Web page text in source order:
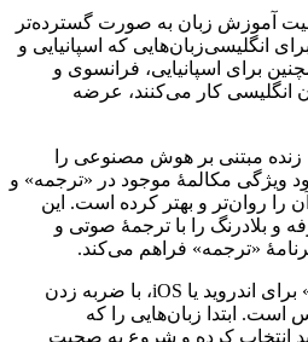
آموزش زبان به صورت گسترده‌تر
انگلیسی‌زبان‌هایی که اسپانیایی و
برای اسپانیایی، فرانسوی و
انگلیسی کار می‌کنند، عرضه
مبتنی بر هوش مصنوعی را
ویژگی مکالمهٔ موجود در «ترجمه» و
را روان‌تر و بهتر کرده است. این
و بلادرنگ را با ترجمهٔ صوتی و
«ترجمه» فراهم می‌کند.
این ویژگی در برنامهٔ «ترجمه» برای اندروید یا iOS، با ضربه زدن
ابتدا زبان‌هایی را که
انتخاب کرده و شروع به صحبت